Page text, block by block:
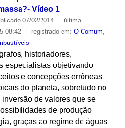
Vídeo 1
07/02/2014 — última
08:42 — registrado em: O Comum,
historiadores,
especialistas objetivando
e concepções errôneas
do planeta, sobretudo no
inversão de valores que se
de produção
graças ao regime de águas